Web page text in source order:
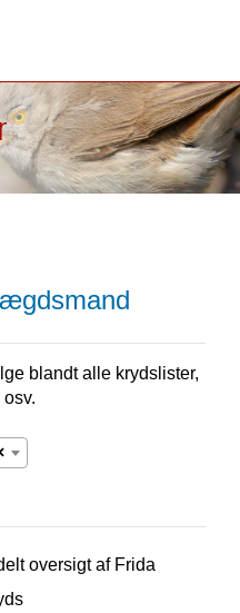
blandt alle krydslister,
oversigt af Frida